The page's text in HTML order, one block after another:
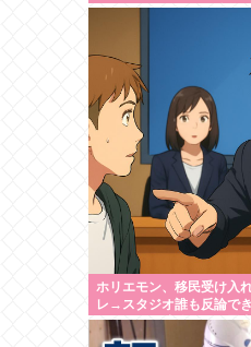
について、もっと具体的
ホリエモン、移民受け入
レ→スタジオ誰も反論で
ゃなくて不法移民と犯罪